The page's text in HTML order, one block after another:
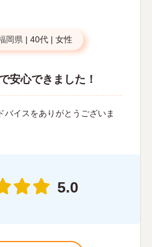
岡県 | 40代 | 女性
安心できました！
バイスをありがとうございま
5.0